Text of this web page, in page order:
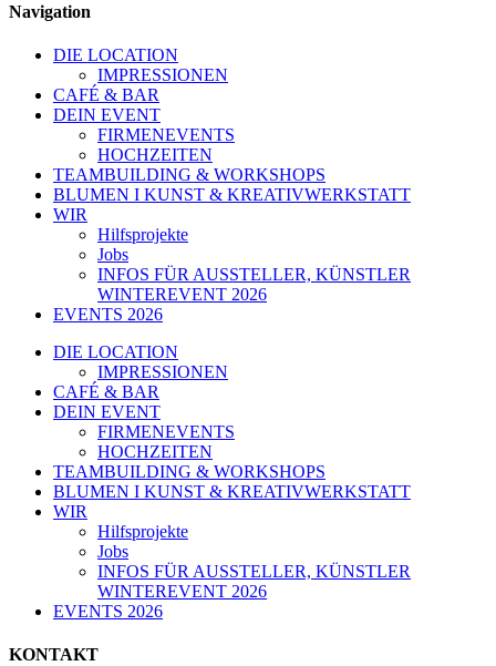
Navigation
DIE LOCATION
IMPRESSIONEN
CAFÉ & BAR
DEIN EVENT
FIRMENEVENTS
HOCHZEITEN
TEAMBUILDING & WORKSHOPS
BLUMEN I KUNST & KREATIVWERKSTATT
WIR
Hilfsprojekte
Jobs
INFOS FÜR AUSSTELLER, KÜNSTLER
WINTEREVENT 2026
EVENTS 2026
DIE LOCATION
IMPRESSIONEN
CAFÉ & BAR
DEIN EVENT
FIRMENEVENTS
HOCHZEITEN
TEAMBUILDING & WORKSHOPS
BLUMEN I KUNST & KREATIVWERKSTATT
WIR
Hilfsprojekte
Jobs
INFOS FÜR AUSSTELLER, KÜNSTLER
WINTEREVENT 2026
EVENTS 2026
KONTAKT